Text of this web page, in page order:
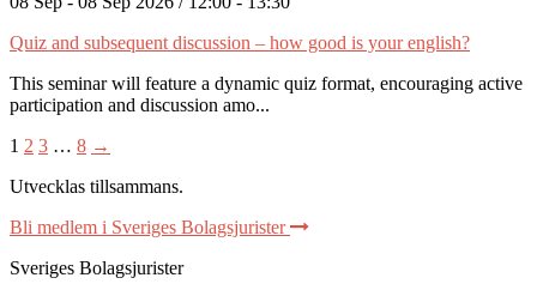
Quiz and subsequent discussion – how good is your english?
This seminar will feature a dynamic quiz format, encouraging active
participation and discussion amo...
1 2 3 … 8 →
Utvecklas tillsammans.
Bli medlem i Sveriges Bolagsjurister
Sveriges Bolagsjurister